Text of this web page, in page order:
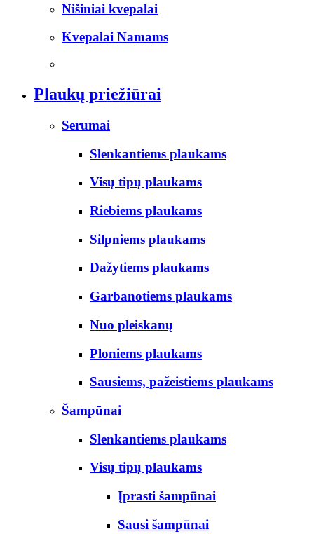
Nišiniai kvepalai
Kvepalai Namams
Plaukų priežiūrai
Serumai
Slenkantiems plaukams
Visų tipų plaukams
Riebiems plaukams
Silpniems plaukams
Dažytiems plaukams
Garbanotiems plaukams
Nuo pleiskanų
Ploniems plaukams
Sausiems, pažeistiems plaukams
Šampūnai
Slenkantiems plaukams
Visų tipų plaukams
Įprasti šampūnai
Sausi šampūnai